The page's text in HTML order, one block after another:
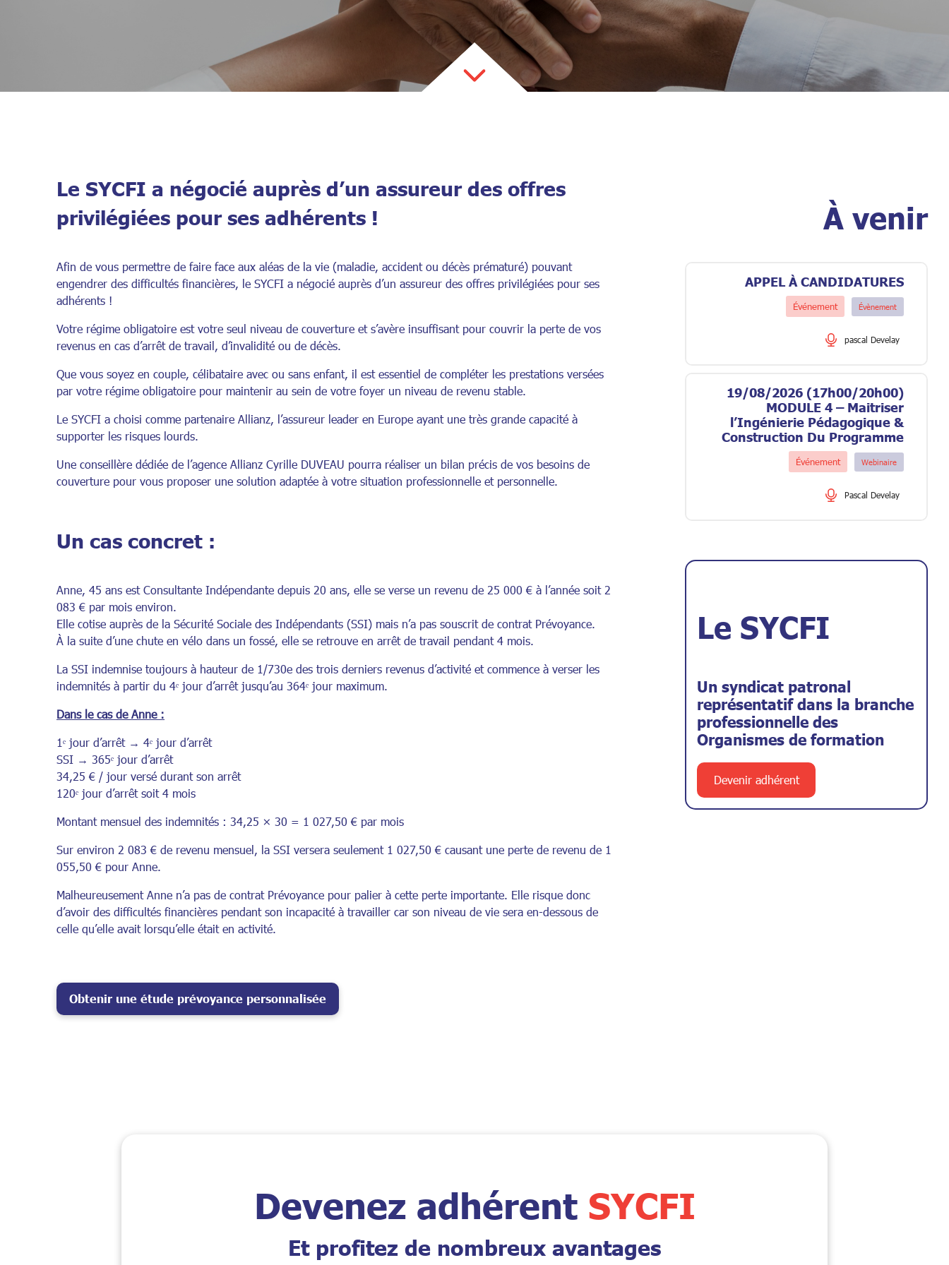
Le SYCFI a négocié auprès d’un assureur des offres
privilégiées pour ses adhérents !
Afin de vous permettre de faire face aux aléas de la vie (maladie, accident ou décès prématuré) pouvant
engendrer des difficultés financières, le SYCFI a négocié auprès d’un assureur des offres privilégiées pour ses
adhérents !
Votre régime obligatoire est votre seul niveau de couverture et s’avère insuffisant pour couvrir la perte de vos
revenus en cas d’arrêt de travail, d’invalidité ou de décès.
Que vous soyez en couple, célibataire avec ou sans enfant, il est essentiel de compléter les prestations versées
par votre régime obligatoire pour maintenir au sein de votre foyer un niveau de revenu stable.
Le SYCFI a choisi comme partenaire Allianz, l’assureur leader en Europe ayant une très grande capacité à
supporter les risques lourds.
Une conseillère dédiée de l’agence Allianz Cyrille DUVEAU pourra réaliser un bilan précis de vos besoins de
couverture pour vous proposer une solution adaptée à votre situation professionnelle et personnelle.
Un cas concret :
Anne, 45 ans est Consultante Indépendante depuis 20 ans, elle se verse un revenu de 25 000 € à l’année soit 2
083 € par mois environ.
Elle cotise auprès de la Sécurité Sociale des Indépendants (SSI) mais n’a pas souscrit de contrat Prévoyance.
À la suite d’une chute en vélo dans un fossé, elle se retrouve en arrêt de travail pendant 4 mois.
La SSI indemnise toujours à hauteur de 1/730e des trois derniers revenus d’activité et commence à verser les
indemnités à partir du 4ᵉ jour d’arrêt jusqu’au 364ᵉ jour maximum.
Dans le cas de Anne :
1ᵉ jour d’arrêt → 4ᵉ jour d’arrêt
SSI → 365ᵉ jour d’arrêt
34,25 € / jour versé durant son arrêt
120ᵉ jour d’arrêt soit 4 mois
Montant mensuel des indemnités : 34,25 × 30 = 1 027,50 € par mois
Sur environ 2 083 € de revenu mensuel, la SSI versera seulement 1 027,50 € causant une perte de revenu de 1
055,50 € pour Anne.
Malheureusement Anne n’a pas de contrat Prévoyance pour palier à cette perte importante. Elle risque donc
d’avoir des difficultés financières pendant son incapacité à travailler car son niveau de vie sera en-dessous de
celle qu’elle avait lorsqu’elle était en activité.
Obtenir une étude prévoyance personnalisée
À venir
APPEL À CANDIDATURES
Événement Évènement
19/08/2026 (17h00/20h00)
MODULE 4 – Maitriser
l’Ingénierie Pédagogique &
Construction Du Programme
Événement Webinaire
Le SYCFI
Un syndicat patronal
représentatif dans la branche
professionnelle des
Organismes de formation
Devenir adhérent
Devenez adhérent SYCFI
Et profitez de nombreux avantages